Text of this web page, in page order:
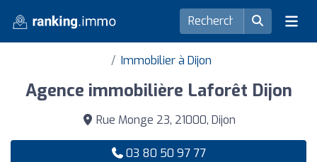
Immobilier à Dijon
Agence immobilière Laforêt Dijon
Rue Monge 23, 21000, Dijon
03 80 50 97 77